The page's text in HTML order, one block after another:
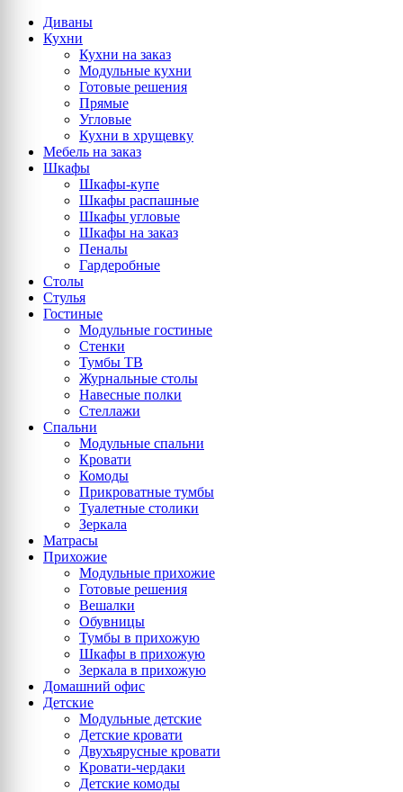
Диваны
Кухни
Кухни на заказ
Модульные кухни
Готовые решения
Прямые
Угловые
Кухни в хрущевку
Мебель на заказ
Шкафы
Шкафы-купе
Шкафы распашные
Шкафы угловые
Шкафы на заказ
Пеналы
Гардеробные
Столы
Стулья
Гостиные
Модульные гостиные
Стенки
Тумбы ТВ
Журнальные столы
Навесные полки
Стеллажи
Спальни
Модульные спальни
Кровати
Комоды
Прикроватные тумбы
Туалетные столики
Зеркала
Матрасы
Прихожие
Модульные прихожие
Готовые решения
Вешалки
Обувницы
Тумбы в прихожую
Шкафы в прихожую
Зеркала в прихожую
Домашний офис
Детские
Модульные детские
Детские кровати
Двухъярусные кровати
Кровати-чердаки
Детские комоды